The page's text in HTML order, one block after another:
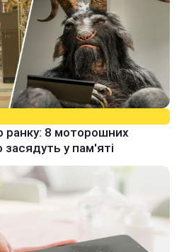
8 моторошних
засядуть у пам'яті